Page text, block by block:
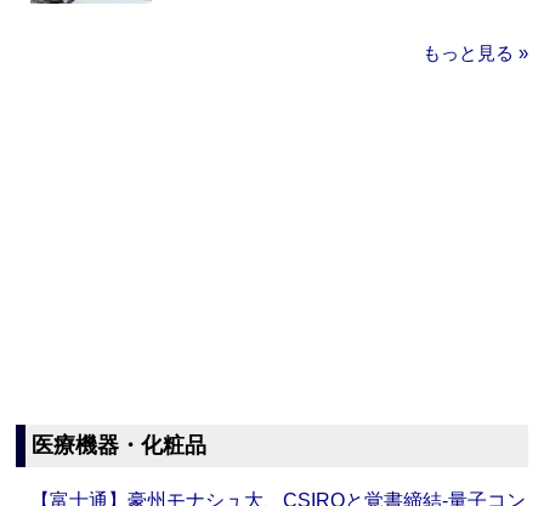
もっと見る »
医療機器・化粧品
【富士通】豪州モナシュ大、CSIROと覚書締結‐量子コン